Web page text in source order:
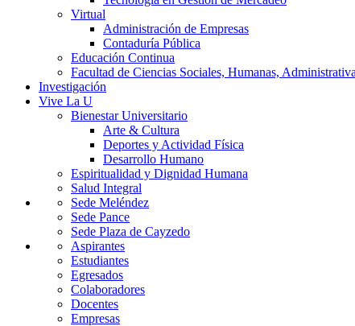
Virtual
Administración de Empresas
Contaduría Pública
Educación Continua
Facultad de Ciencias Sociales, Humanas,
Investigación
Vive La U
Bienestar Universitario
Arte & Cultura
Deportes y Actividad Física
Desarrollo Humano
Espiritualidad y Dignidad Humana
Salud Integral
Sede Meléndez
Sede Pance
Sede Plaza de Cayzedo
Aspirantes
Estudiantes
Egresados
Colaboradores
Docentes
Empresas